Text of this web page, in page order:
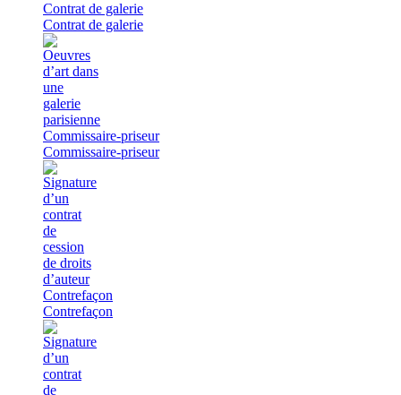
Contrat de galerie
Contrat de galerie
Commissaire-priseur
Commissaire-priseur
Contrefaçon
Contrefaçon